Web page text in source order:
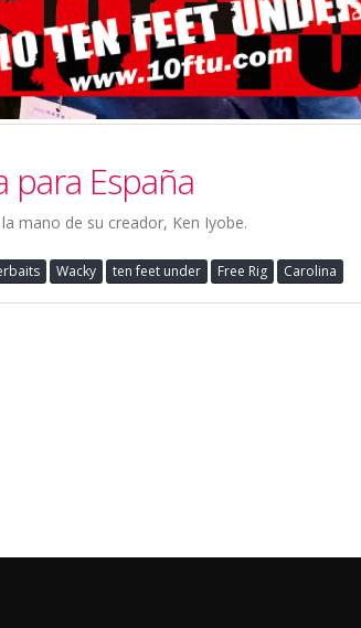
para España
mano de su creador, Ken Iyobe.
Wacky ten feet under Free Rig Carolina